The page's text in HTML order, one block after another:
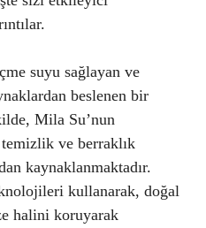
suyu sağlayan ve
beslenen bir
Mila Su’nun
ve berraklık
kaynaklanmaktadır.
kullanarak, doğal
halini koruyarak